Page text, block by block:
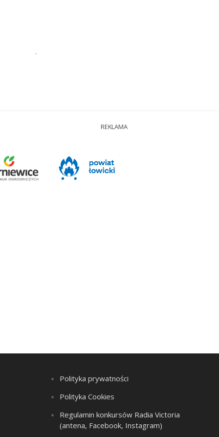
.
REKLAMA
Polityka prywatności
Polityka Cookies
Regulamin konkursów Radia Victoria
(antena, Facebook, Instagram)